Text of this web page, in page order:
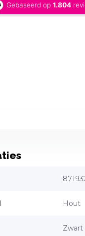
Hout
Zwart